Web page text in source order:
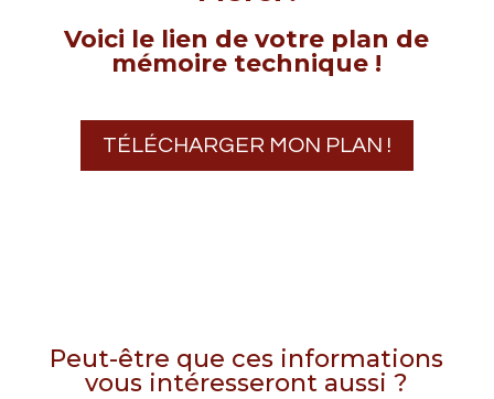
Voici le lien de votre plan de
mémoire technique !
TÉLÉCHARGER MON PLAN !
Peut-être que ces informations
vous intéresseront aussi ?